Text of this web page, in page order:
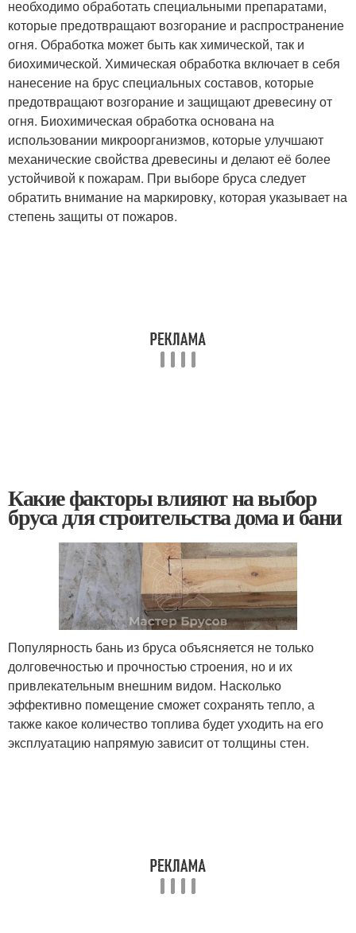
необходимо обработать специальными препаратами,
которые предотвращают возгорание и распространение
огня. Обработка может быть как химической, так и
биохимической. Химическая обработка включает в себя
нанесение на брус специальных составов, которые
предотвращают возгорание и защищают древесину от
огня. Биохимическая обработка основана на
использовании микроорганизмов, которые улучшают
механические свойства древесины и делают её более
устойчивой к пожарам. При выборе бруса следует
обратить внимание на маркировку, которая указывает на
степень защиты от пожаров.
Какие факторы влияют на выбор
бруса для строительства дома и бани
Популярность бань из бруса объясняется не только
долговечностью и прочностью строения, но и их
привлекательным внешним видом. Насколько
эффективно помещение сможет сохранять тепло, а
также какое количество топлива будет уходить на его
эксплуатацию напрямую зависит от толщины стен.